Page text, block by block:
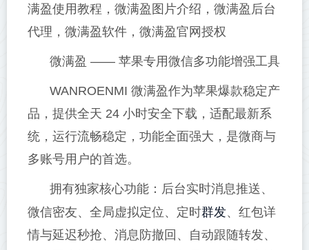
满盈使用教程，微满盈图片介绍，微满盈后台
代理，微满盈软件，微满盈官网授权
微满盈 —— 苹果专用微信多功能增强工具
WANROENMI 微满盈作为苹果爆款稳定产
品，提供全天 24 小时安全下载，适配最新系
统，运行流畅稳定，功能全面强大，是微商与
多账号用户的首选。
拥有独家核心功能：后台实时消息推送、
微信密友、全局虚拟定位、定时群发、红包详
情与延迟秒抢、消息防撤回、自动跟随转发、